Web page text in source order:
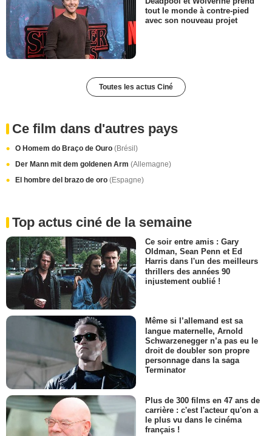
tout le monde à contre-pied
avec son nouveau projet
Toutes les actus Ciné
Ce film dans d'autres pays
O Homem do Braço de Ouro (Brésil)
Der Mann mit dem goldenen Arm (Allemagne)
El hombre del brazo de oro (Espagne)
Top actus ciné de la semaine
Ce soir entre amis : Gary
Oldman, Sean Penn et Ed
Harris dans l'un des meilleurs
thrillers des années 90
injustement oublié !
Même si l’allemand est sa
langue maternelle, Arnold
Schwarzenegger n’a pas eu le
droit de doubler son propre
personnage dans la saga
Terminator
Plus de 300 films en 47 ans de
carrière : c'est l'acteur qu'on a
le plus vu dans le cinéma
français !